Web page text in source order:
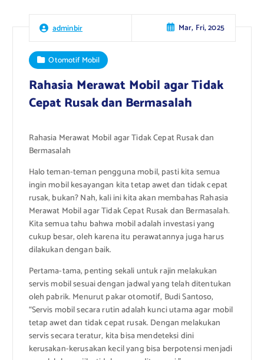
adminbir Mar, Fri, 2025
Otomotif Mobil
Rahasia Merawat Mobil agar Tidak
Cepat Rusak dan Bermasalah
Rahasia Merawat Mobil agar Tidak Cepat Rusak dan
Bermasalah
Halo teman-teman pengguna mobil, pasti kita semua
ingin mobil kesayangan kita tetap awet dan tidak cepat
rusak, bukan? Nah, kali ini kita akan membahas Rahasia
Merawat Mobil agar Tidak Cepat Rusak dan Bermasalah.
Kita semua tahu bahwa mobil adalah investasi yang
cukup besar, oleh karena itu perawatannya juga harus
dilakukan dengan baik.
Pertama-tama, penting sekali untuk rajin melakukan
servis mobil sesuai dengan jadwal yang telah ditentukan
oleh pabrik. Menurut pakar otomotif, Budi Santoso,
“Servis mobil secara rutin adalah kunci utama agar mobil
tetap awet dan tidak cepat rusak. Dengan melakukan
servis secara teratur, kita bisa mendeteksi dini
kerusakan-kerusakan kecil yang bisa berpotensi menjadi